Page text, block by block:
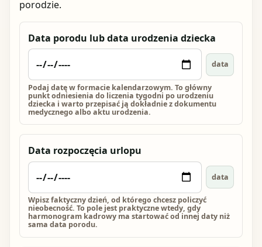
porodzie.
Data porodu lub data urodzenia dziecka
data
Podaj datę w formacie kalendarzowym. To główny
punkt odniesienia do liczenia tygodni po urodzeniu
dziecka i warto przepisać ją dokładnie z dokumentu
medycznego albo aktu urodzenia.
Data rozpoczęcia urlopu
data
Wpisz faktyczny dzień, od którego chcesz policzyć
nieobecność. To pole jest praktyczne wtedy, gdy
harmonogram kadrowy ma startować od innej daty niż
sama data porodu.